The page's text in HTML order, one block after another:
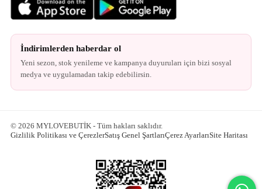
İndirimlerden haberdar ol
Yeni sezon, stok yenileme ve kampanya duyuruları için bizi sosyal
medya ve uygulamadan takip edebilirsin.
© 2026 MYLOVEBUTİK - Tüm hakları saklıdır.
Gizlilik Politikası ve ÇerezlerSatış Genel ŞartlarıÇerez AyarlarıSite Haritası